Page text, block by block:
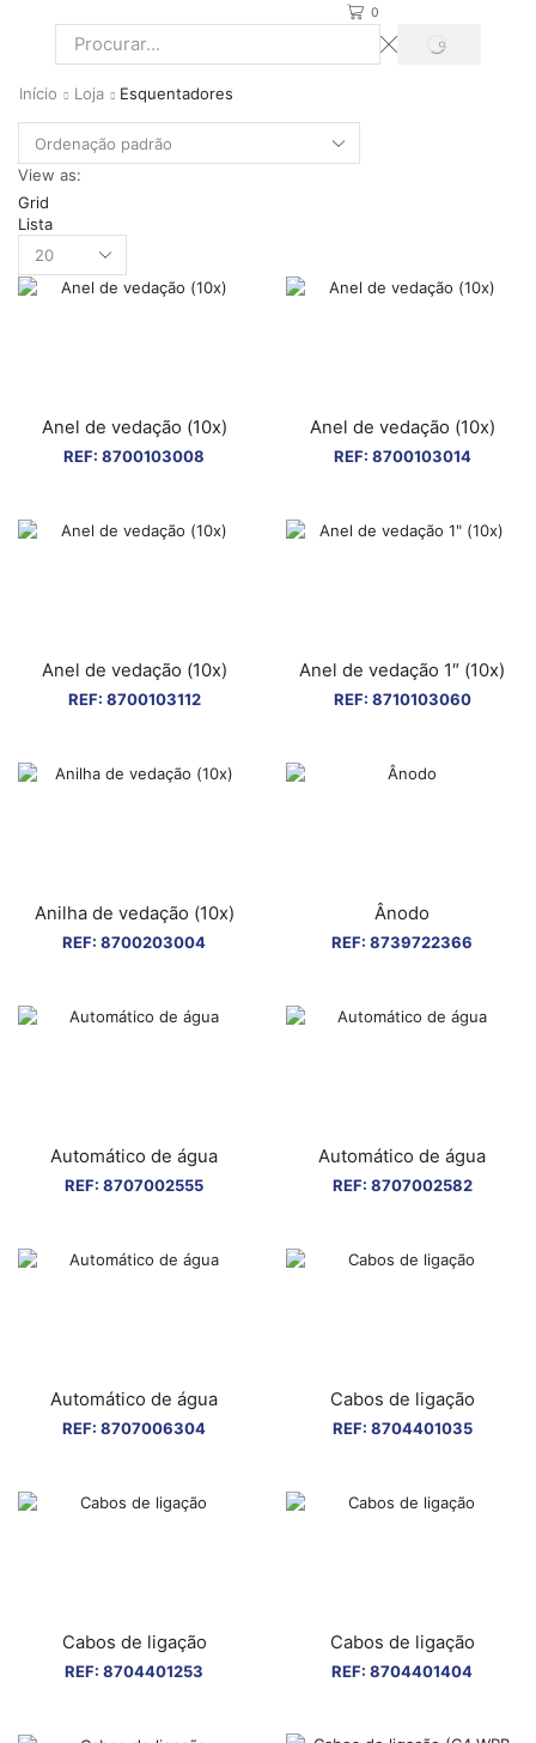
0
Search
PROCURAR
Início Loja Esquentadores
View as:
Grid
Lista
per
page
Anel de vedação (10x)
REF: 8700103008
Anel de vedação (10x)
REF: 8700103014
Anel de vedação (10x)
REF: 8700103112
Anel de vedação 1″ (10x)
REF: 8710103060
Anilha de vedação (10x)
REF: 8700203004
Ânodo
REF: 8739722366
Automático de água
REF: 8707002555
Automático de água
REF: 8707002582
Automático de água
REF: 8707006304
Cabos de ligação
REF: 8704401035
Cabos de ligação
REF: 8704401253
Cabos de ligação
REF: 8704401404